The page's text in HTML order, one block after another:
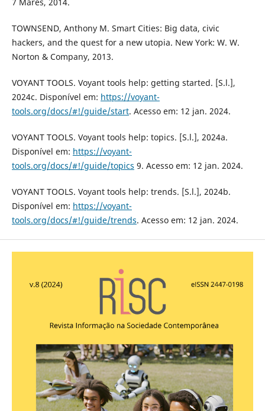
TOWNSEND, Anthony M. Smart Cities: Big data, civic
hackers, and the quest for a new utopia. New York: W. W.
Norton & Company, 2013.
VOYANT TOOLS. Voyant tools help: getting started. [S.l.],
2024c. Disponível em: https://voyant-
tools.org/docs/#!/guide/start. Acesso em: 12 jan. 2024.
VOYANT TOOLS. Voyant tools help: topics. [S.l.], 2024a.
Disponível em: https://voyant-
tools.org/docs/#!/guide/topics 9. Acesso em: 12 jan. 2024.
VOYANT TOOLS. Voyant tools help: trends. [S.l.], 2024b.
Disponível em: https://voyant-
tools.org/docs/#!/guide/trends. Acesso em: 12 jan. 2024.